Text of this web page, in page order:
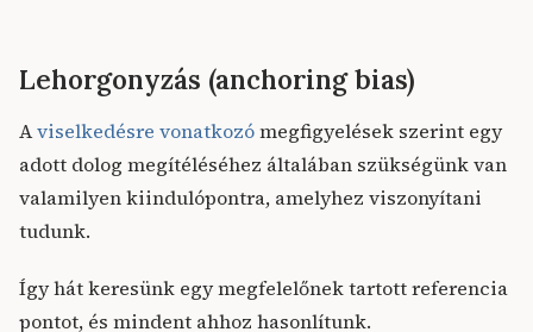
Lehorgonyzás (anchoring bias)
Aviselkedésre vonatkozómegfigyelések szerint egy
adott dolog megítéléséhez általában szükségünk van
valamilyen kiindulópontra, amelyhez viszonyítani
tudunk.
Így hát keresünk egy megfelelőnek tartott referencia
pontot, és mindent ahhoz hasonlítunk.